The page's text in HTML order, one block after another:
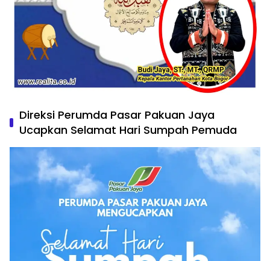
Direksi Perumda Pasar Pakuan Jaya
Ucapkan Selamat Hari Sumpah Pemuda